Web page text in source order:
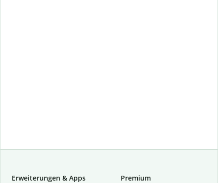
Erweiterungen & Apps
Premium